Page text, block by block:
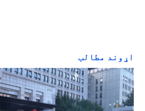
اړوند مطالب